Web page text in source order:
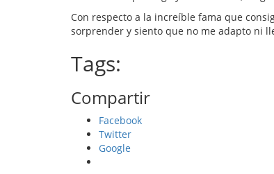
Con respecto a la increíble fama que
sorprender y siento que no me adapto ni
Tags:
Compartir
Facebook
Twitter
Google